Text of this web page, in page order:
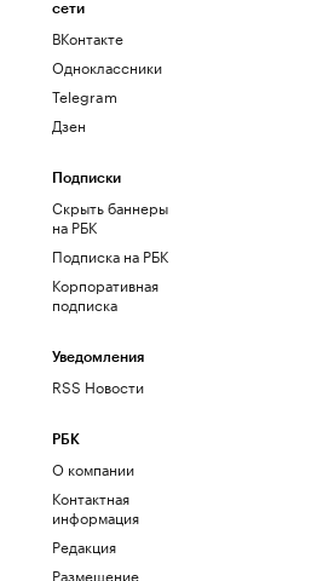
сети
ВКонтакте
Одноклассники
Telegram
Дзен
Подписки
Скрыть баннеры
на РБК
Подписка на РБК
Корпоративная
подписка
Уведомления
RSS Новости
РБК
О компании
Контактная
информация
Редакция
Размещение